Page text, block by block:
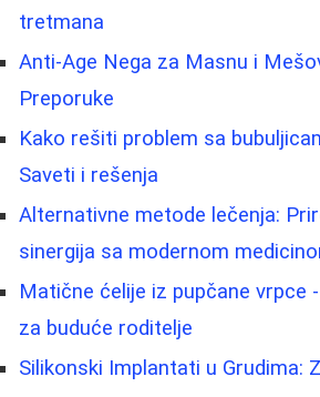
tretmana
Anti-Age Nega za Masnu i
Preporuke
Kako rešiti problem sa
Saveti i rešenja
Alternativne metode lečenja:
sinergija sa modernom
Matične ćelije iz pupčane vrpce
za buduće roditelje
Silikonski Implantati u Grudima: